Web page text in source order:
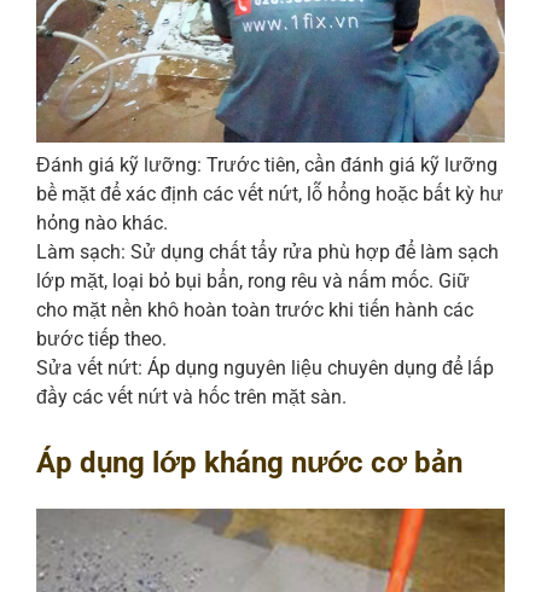
Đánh giá kỹ lưỡng: Trước tiên, cần đánh giá kỹ lưỡng
bề mặt để xác định các vết nứt, lỗ hổng hoặc bất kỳ hư
hỏng nào khác.
Làm sạch: Sử dụng chất tẩy rửa phù hợp để làm sạch
lớp mặt, loại bỏ bụi bẩn, rong rêu và nấm mốc. Giữ
cho mặt nền khô hoàn toàn trước khi tiến hành các
bước tiếp theo.
Sửa vết nứt: Áp dụng nguyên liệu chuyên dụng để lấp
đầy các vết nứt và hốc trên mặt sàn.
Áp dụng lớp kháng nước cơ bản